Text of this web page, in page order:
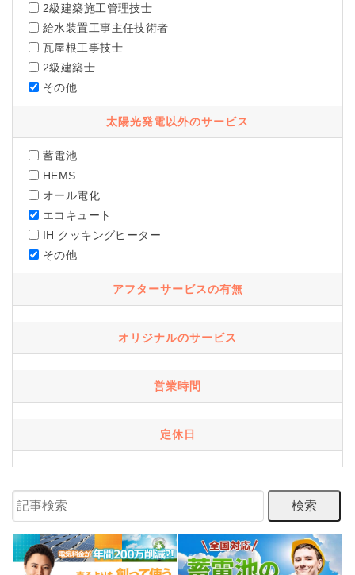
2級建築施工管理技士
給水装置工事主任技術者
瓦屋根工事技士
2級建築士
その他
太陽光発電以外のサービス
蓄電池
HEMS
オール電化
エコキュート
IH クッキングヒーター
その他
アフターサービスの有無
オリジナルのサービス
営業時間
定休日